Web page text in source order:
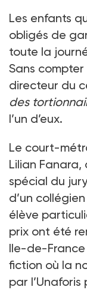
Les enfants
obligés de
toute la
Sans compter
directeur du
des
l’un d’eux.
Le court-
Lilian Fanara,
spécial du
d’un
élève
prix ont été
Ile-de-France
fiction où la
par l’Unaforis